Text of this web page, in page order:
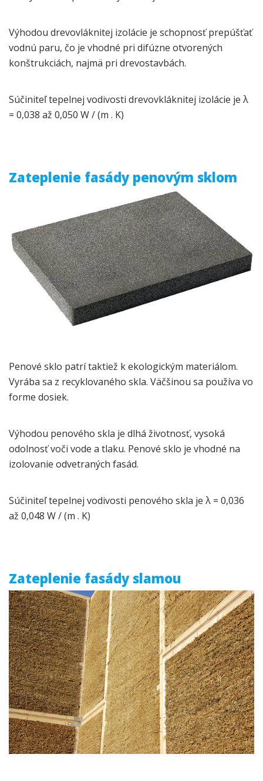
Výhodou drevovláknitej izolácie je schopnosť prepúšťať
vodnú paru, čo je vhodné pri difúzne otvorených
konštrukciách, najmä pri drevostavbách.
Súčiniteľ tepelnej vodivosti drevovkláknitej izolácie je λ
= 0,038 až 0,050 W / (m . K)
Zateplenie fasády penovým sklom
Penové sklo patrí taktiež k ekologickým materiálom.
Vyrába sa z recyklovaného skla. Väčšinou sa používa vo
forme dosiek.
Výhodou penového skla je dlhá životnosť, vysoká
odolnosť voči vode a tlaku. Penové sklo je vhodné na
izolovanie odvetraných fasád.
Súčiniteľ tepelnej vodivosti penového skla je λ = 0,036
až 0,048 W / (m . K)
Zateplenie fasády slamou